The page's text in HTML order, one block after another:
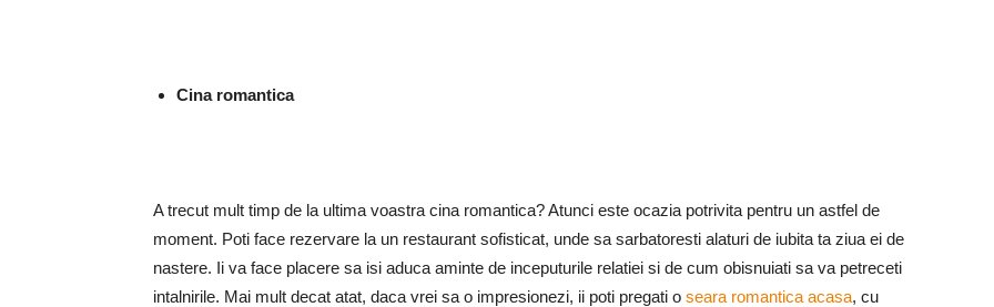
Cina romantica
A trecut mult timp de la ultima voastra cina romantica? Atunci este ocazia potrivita pentru un astfel de
moment. Poti face rezervare la un restaurant sofisticat, unde sa sarbatoresti alaturi de iubita ta ziua ei de
nastere. Ii va face placere sa isi aduca aminte de inceputurile relatiei si de cum obisnuiati sa va petreceti
intalnirile. Mai mult decat atat, daca vrei sa o impresionezi, ii poti pregati o seara romantica acasa, cu